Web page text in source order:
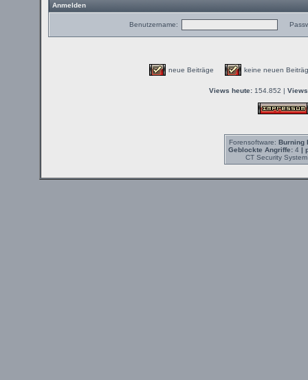
Anmelden
Benutzername:
neue Beiträge keine neuen
Views heute: 154.852 |
Forensoftware: Burning
Geblockte Angriffe:4 |
CT Security